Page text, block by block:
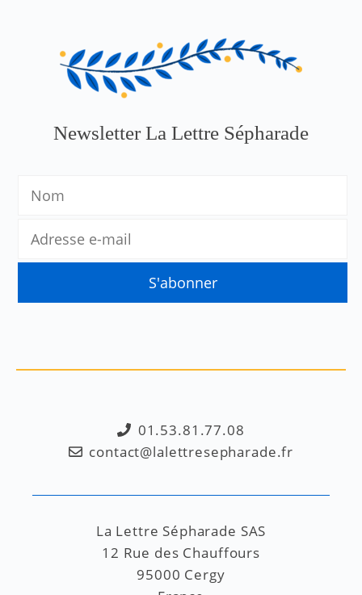
Newsletter La Lettre Sépharade
01.53.81.77.08
contact@lalettresepharade.fr
La Lettre Sépharade SAS
12 Rue des Chauffours
95000 Cergy